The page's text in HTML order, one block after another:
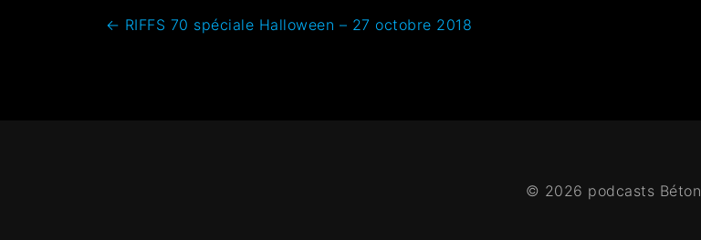
← RIFFS 70 spéciale Halloween – ‎27 ‎octobre ‎2018
© 2026 podcasts Béton